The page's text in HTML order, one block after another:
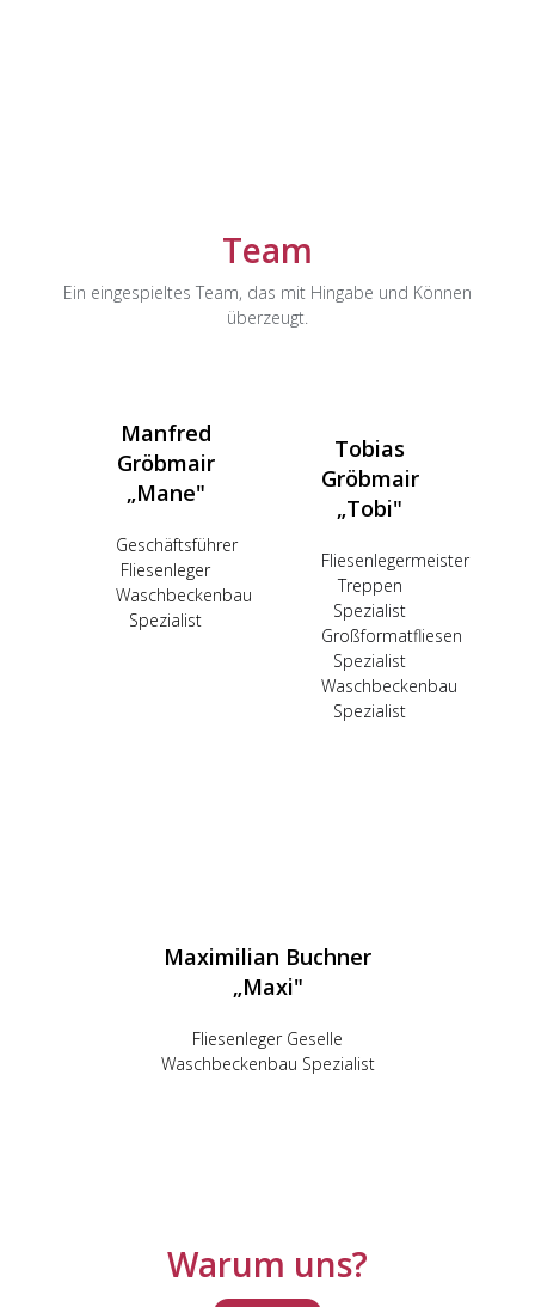
Team
Ein eingespieltes Team, das mit Hingabe und Können
überzeugt.
Manfred
Gröbmair
„Mane"
Geschäftsführer
Fliesenleger
Waschbeckenbau
Spezialist
Tobias
Gröbmair
„Tobi"
Fliesenlegermeister
Treppen
Spezialist
Großformatfliesen
Spezialist
Waschbeckenbau
Spezialist
Maximilian Buchner
„Maxi"
Fliesenleger Geselle
Waschbeckenbau Spezialist
Warum uns?